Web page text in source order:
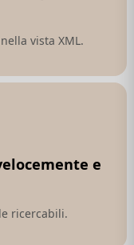
vista XML.
e
ricercabili.